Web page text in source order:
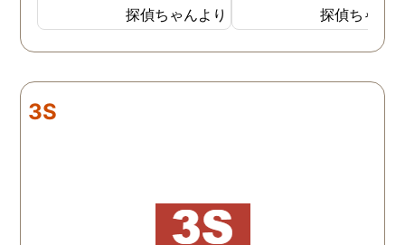
なり帰りも遅くなっていて
外で男と密会しているので
はないかと思い始めまし
べてもらいました。１週間
かったと連絡がありまし
た。自分よりも10歳以上年
探偵ちゃんより
相談まではスムーズに進
ました。しかし追加調査
調査を失敗した時対処な
て依頼はできませんでし
中にもあくどい業者がい
探偵ちゃん
3S